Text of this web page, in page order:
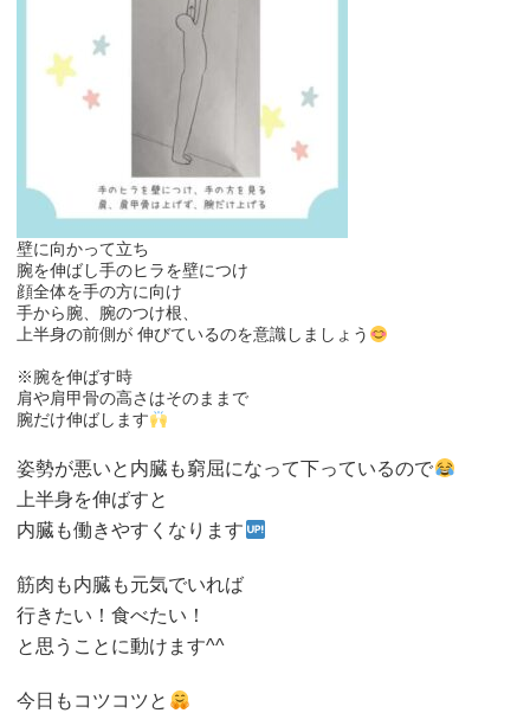
壁に向かって立ち
腕を伸ばし手のヒラを壁につけ
顔全体を手の方に向け
手から腕、腕のつけ根、
上半身の前側が 伸びているのを意識しましょう
※腕を伸ばす時
肩や肩甲骨の高さはそのままで
腕だけ伸ばします
姿勢が悪いと内臓も窮屈になって下っているので
上半身を伸ばすと
内臓も働きやすくなります
筋肉も内臓も元気でいれば
行きたい！食べたい！
と思うことに動けます^^
今日もコツコツと